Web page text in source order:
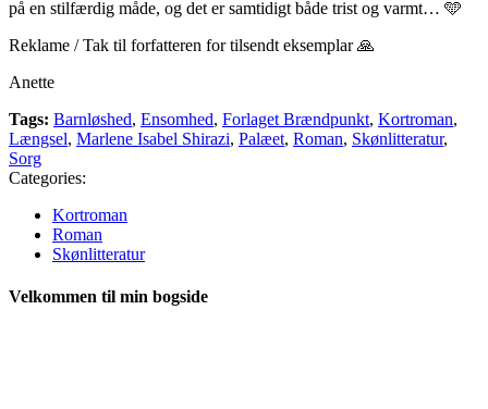
på en stilfærdig måde, og det er samtidigt både trist og varmt… 🩵
Reklame / Tak til forfatteren for tilsendt eksemplar 🙏
Anette
Tags: Barnløshed, Ensomhed, Forlaget Brændpunkt, Kortroman,
Længsel, Marlene Isabel Shirazi, Palæet, Roman, Skønlitteratur,
Sorg
Categories:
Kortroman
Roman
Skønlitteratur
Velkommen til min bogside